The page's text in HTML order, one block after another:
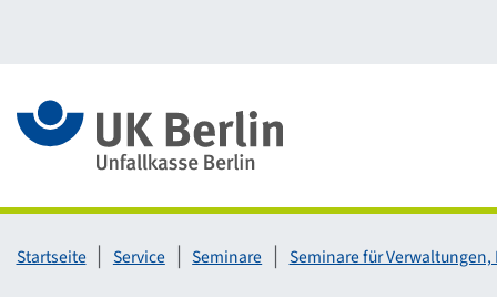
Link zur Startseite
Startseite Service Seminare Seminare für